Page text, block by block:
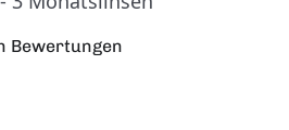
Bewertungen